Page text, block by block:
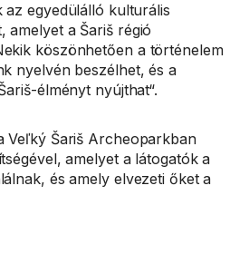
az egyedülálló kulturális
amelyet a Šariš régió
köszönhetően a történelem
nyelvén beszélhet, és a
élményt nyújthat“.
Veľký Šariš Archeoparkban
amelyet a látogatók a
és amely elvezeti őket a